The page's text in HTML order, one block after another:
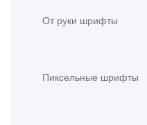
От руки шрифты
Пиксельные шрифты